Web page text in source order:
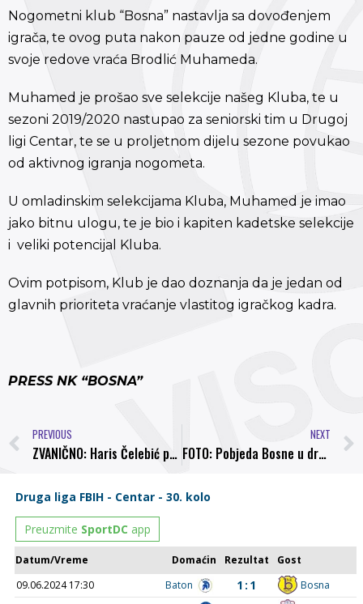
Nogometni klub “Bosna” nastavlja sa dovođenjem
igrača, te ovog puta nakon pauze od jedne godine u
svoje redove vraća Brodlić Muhameda.
Muhamed je prošao sve selekcije našeg Kluba, te u
sezoni 2019/2020 nastupao za seniorski tim u Drugoj
ligi Centar, te se u proljetnom dijelu sezone povukao
od aktivnog igranja nogometa.
U omladinskim selekcijama Kluba, Muhamed je imao
jako bitnu ulogu, te je bio i kapiten kadetske selekcije
i veliki potencijal Kluba.
Ovim potpisom, Klub je dao doznanja da je jedan od
glavnih prioriteta vraćanje vlastitog igračkog kadra.
PRESS NK “BOSNA”
PREVIOUS
ZVANIČNO: Haris Čelebić pojačao napad Bosne
NEXT
FOTO: Pobjeda Bosne u drugoj pripremnoj utakmici